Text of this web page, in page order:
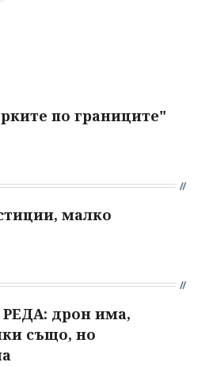
по границите"
малко
дрон има,
също, но